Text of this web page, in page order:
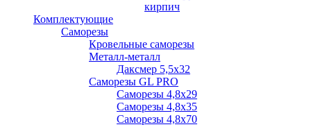
кирпич
Комплектующие
Саморезы
Кровельные саморезы
Металл-металл
Даксмер 5,5х32
Саморезы GL PRO
Сaморезы 4,8х29
Сaморезы 4,8х35
Сaморезы 4,8х70